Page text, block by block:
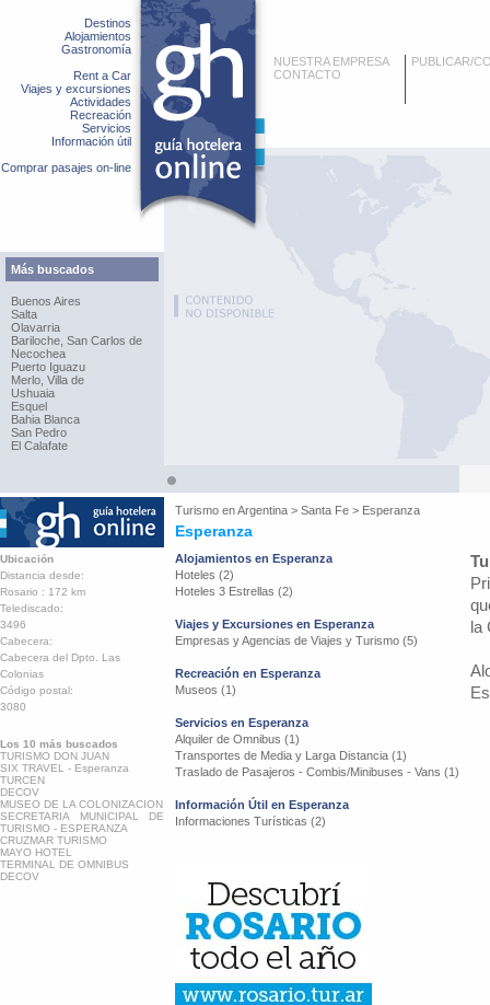
Destinos
Alojamientos
Gastronomía
Rent a Car
Viajes y excursiones
Actividades
Recreación
Servicios
Información útil
Comprar pasajes on-line
Más buscados
Buenos Aires
Salta
Olavarria
Bariloche, San Carlos de
Necochea
Puerto Iguazu
Merlo, Villa de
Ushuaia
Esquel
Bahia Blanca
San Pedro
El Calafate
NUESTRA EMPRESA
CONTACTO
PUBLICAR/
Turismo enArgentina > Santa Fe > Esperanza
Esperanza
Ubicación
Distancia desde:
Rosario : 172 km
Telediscado:
3496
Cabecera:
Cabecera del Dpto. Las
Colonias
Código postal:
3080
Los 10 más buscados
TURISMO DON JUAN
SIX TRAVEL - Esperanza
TURCEN
DECOV
MUSEO DE LA COLONIZACION
SECRETARIA MUNICIPAL DE
TURISMO - ESPERANZA
CRUZMAR TURISMO
MAYO HOTEL
TERMINAL DE OMNIBUS
DECOV
Alojamientos en Esperanza
Hoteles (2)
Hoteles 3 Estrellas (2)
Viajes y Excursiones en Esperanza
Empresas y Agencias de Viajes y Turismo (5)
Recreación en Esperanza
Museos (1)
Servicios en Esperanza
Alquiler de Omnibus (1)
Transportes de Media y Larga Distancia (1)
Traslado de Pasajeros - Combis/Minibuses - Vans (1)
Información Útil en Esperanza
Informaciones Turísticas (2)
la